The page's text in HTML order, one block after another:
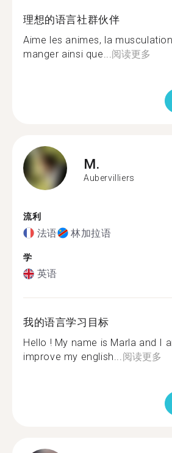
理想的语言社群伙伴
Aime les animes, la
manger ainsi que...阅读更多
M.
Aubervilliers
流利
法语 林加拉语
学
英语
我的语言学习目标
Hello ! My name is Marla and I
improve my english...阅读更多